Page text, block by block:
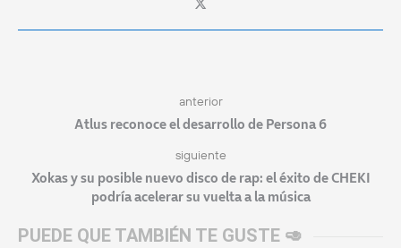
anterior
Atlus reconoce el desarrollo de Persona 6
siguiente
Xokas y su posible nuevo disco de rap: el éxito de CHEKI
podría acelerar su vuelta a la música
PUEDE QUE TAMBIÉN TE GUSTE 🥑